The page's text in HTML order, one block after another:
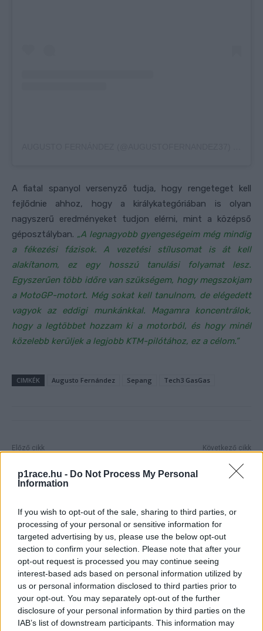
p1race.hu - Do Not Process My Personal
Information
If you wish to opt-out of the sale, sharing to third parties, or
processing of your personal or sensitive information for
targeted advertising by us, please use the below opt-out
section to confirm your selection. Please note that after your
opt-out request is processed you may continue seeing
interest-based ads based on personal information utilized by
us or personal information disclosed to third parties prior to
your opt-out. You may separately opt-out of the further
disclosure of your personal information by third parties on the
IAB’s list of downstream participants. This information may
A fiatal spanyol versenyző tudja, hogy rengeteget kell
fejlődnie ahhoz, hogy a királykategóriában is olyan
nagyszerű eredményeket tudjon elérni, mint a középső
géposztályban. „A legnagyobb gyengeségeim még mindig
a fékezési fázisok. A vezetési stílusomat is át kell
alakítanom, ez egy hosszú tanulási folyamat lesz.
Egyszerűen több időre van szükségem, hogy megszokjam
a MotoGP-motort. Még sokat kell tanulnom, de elégedett
vagyok az eddigi munkánkkal. Magamra koncentrálok,
hogy a legtöbbet hozzam ki a motorból, és hogy minél
közelebb kerüljek a legjobb KTM-pilótához, ez a célom.”
CIMKÉK Augusto Fernández Sepang Tech3 GasGas
Előző cikk
MotoGP-rekordra készülő
versenyző
Következő cikk
Odaszúrt a szurkolóknak a
MotoGP vezére
Börcsök Réka